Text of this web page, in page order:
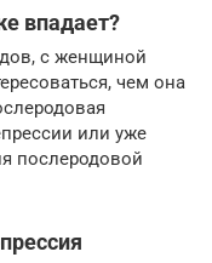
впадает?
с женщиной
чем она
или уже
послеродовой